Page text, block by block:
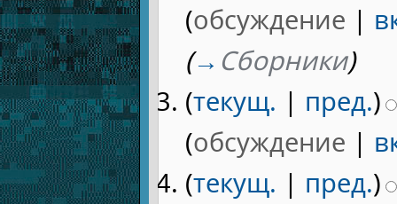
(обсуждение |
(→ Сборники)
(текущ. | пред.)
(обсуждение |
(текущ. | пред.)